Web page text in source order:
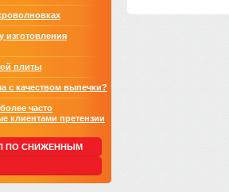
изготовления
плиты
с качеством выпечки?
часто
клиентами претензии
ПО СНИЖЕННЫМ